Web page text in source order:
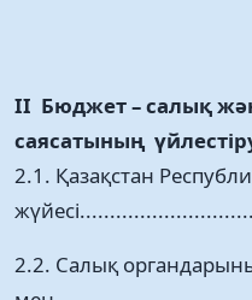
ІІ Бюджет – салық
саясатының
2.1. Қазақстан
2.2. Салық